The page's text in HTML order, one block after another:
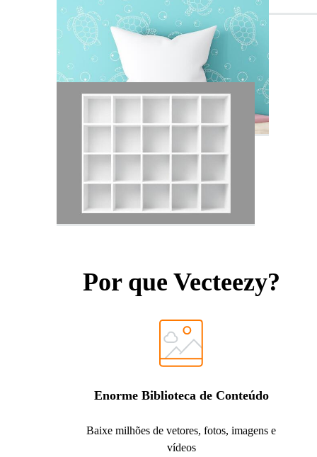
Por que Vecteezy?
Enorme Biblioteca de Conteúdo
Baixe milhões de vetores, fotos, imagens e
vídeos